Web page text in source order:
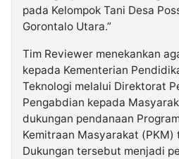
pada Kelompok Tani Desa
Gorontalo Utara.”
Tim Reviewer menekankan
kepada Kementerian
Teknologi melalui Direktorat
Pengabdian kepada
dukungan pendanaan
Kemitraan Masyarakat (PKM)
Dukungan tersebut menjadi